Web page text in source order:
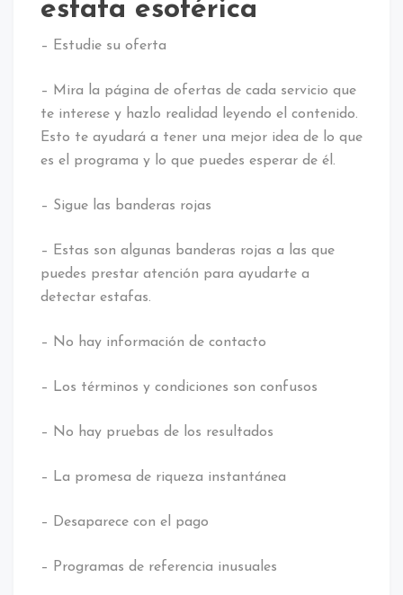
estafa esotérica
– Estudie su oferta
– Mira la página de ofertas de cada servicio que
te interese y hazlo realidad leyendo el contenido.
Esto te ayudará a tener una mejor idea de lo que
es el programa y lo que puedes esperar de él.
– Sigue las banderas rojas
– Estas son algunas banderas rojas a las que
puedes prestar atención para ayudarte a
detectar estafas.
– No hay información de contacto
– Los términos y condiciones son confusos
– No hay pruebas de los resultados
– La promesa de riqueza instantánea
– Desaparece con el pago
– Programas de referencia inusuales